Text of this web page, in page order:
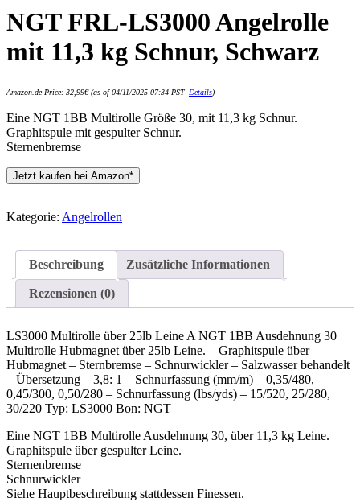
NGT FRL-LS3000 Angelrolle
mit 11,3 kg Schnur, Schwarz
Amazon.de Price: 32,99€(as of 04/11/2025 07:34 PST- Details)
Eine NGT 1BB Multirolle Größe 30, mit 11,3 kg Schnur.
Graphitspule mit gespulter Schnur.
Sternenbremse
Jetzt kaufen bei Amazon*
Kategorie: Angelrollen
Beschreibung Zusätzliche Informationen
Rezensionen (0)
LS3000 Multirolle über 25lb Leine A NGT 1BB Ausdehnung 30
Multirolle Hubmagnet über 25lb Leine. – Graphitspule über
Hubmagnet – Sternbremse – Schnurwickler – Salzwasser behandelt
– Übersetzung – 3,8: 1 – Schnurfassung (mm/m) – 0,35/480,
0,45/300, 0,50/280 – Schnurfassung (lbs/yds) – 15/520, 25/280,
30/220 Typ: LS3000 Bon: NGT
Eine NGT 1BB Multirolle Ausdehnung 30, über 11,3 kg Leine.
Graphitspule über gespulter Leine.
Sternenbremse
Schnurwickler
Siehe Hauptbeschreibung stattdessen Finessen.